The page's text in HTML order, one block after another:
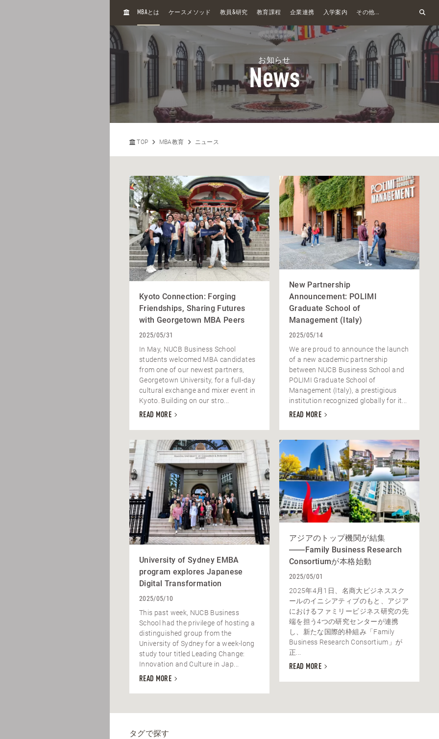
H
MBAとは ケースメソッド 教員&研究 教育課程 企業連携 入学案内 その他...
お知らせ
News
TOP MBA教育 ニュース
Kyoto Connection: Forging
Friendships, Sharing Futures
with Georgetown MBA Peers
2025/05/31
In May, NUCB Business School
students welcomed MBA candidates
from one of our newest partners,
Georgetown University, for a full-day
cultural exchange and mixer event in
Kyoto. Building on our stro...
READ MORE
New Partnership
Announcement: POLIMI
Graduate School of
Management (Italy)
2025/05/14
We are proud to announce the launch
of a new academic partnership
between NUCB Business School and
POLIMI Graduate School of
Management (Italy), a prestigious
institution recognized globally for it...
READ MORE
University of Sydney EMBA
program explores Japanese
Digital Transformation
2025/05/10
This past week, NUCB Business
School had the privilege of hosting a
distinguished group from the
University of Sydney for a week-long
study tour titled Leading Change:
Innovation and Culture in Jap...
READ MORE
アジアのトップ機関が結集
――Family Business Research
Consortiumが本格始動
2025/05/01
2025年4月1日、名商大ビジネススク
ールのイニシアティブのもと、アジア
におけるファミリービジネス研究の先
端を担う4つの研究センターが連携
し、新たな国際的枠組み「Family
Business Research Consortium」が
正...
READ MORE
タグで探す